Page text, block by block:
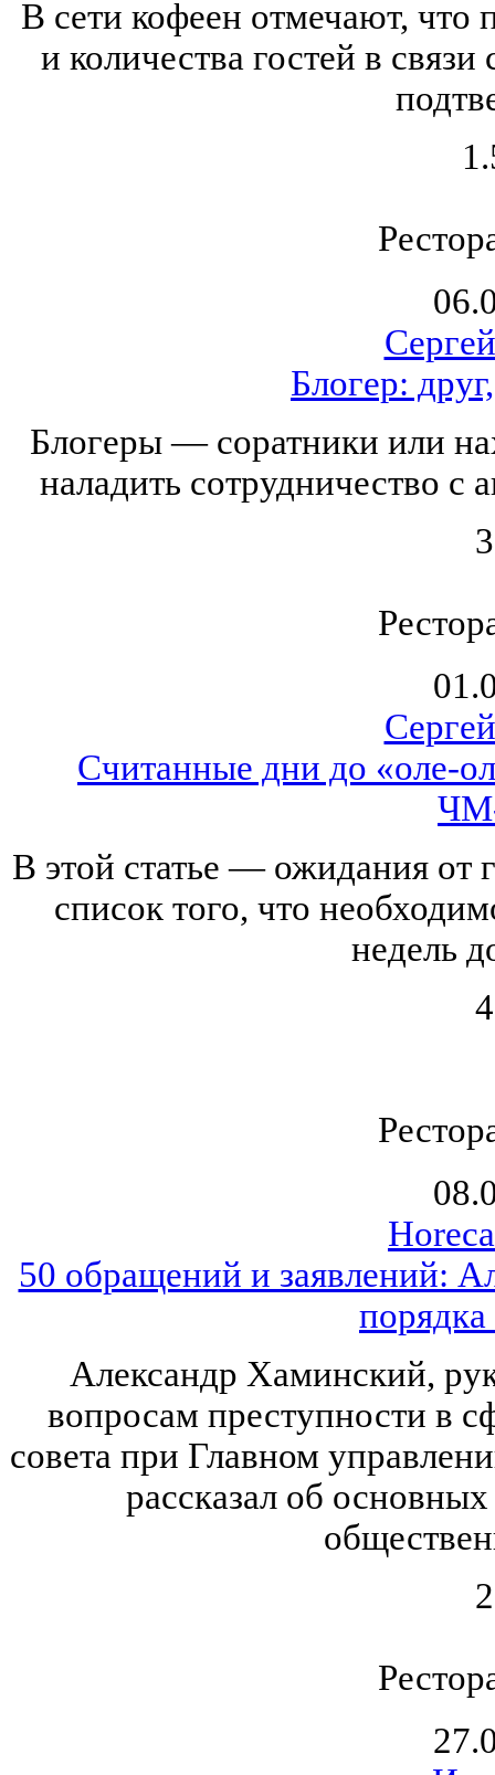
В сети кофеен отмечают, что
и количества гостей в
Блогер:
Блогеры — соратники или
наладить сотрудничество с
Считанные дни до «оле-
В этой статье — ожидания от
список того, что
недель
50 обращений и заявлений:
Александр Хаминский,
вопросам преступности в
совета при Главном
рассказал об